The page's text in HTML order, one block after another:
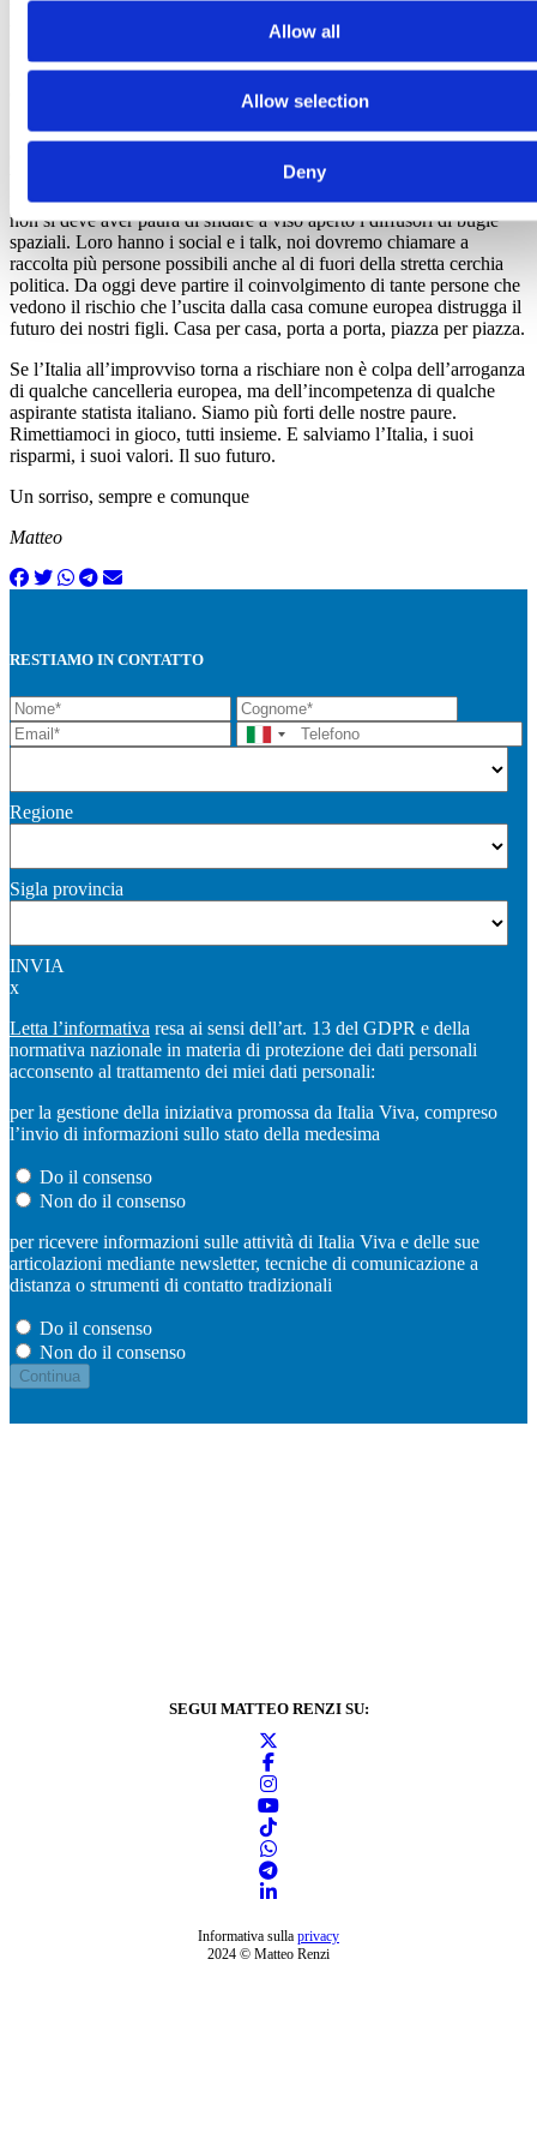
Allow all
Allow selection
Deny
fake news e chi porterà numeri, fatti, argomenti. Sarà una battaglia
tra chi mette in discussione l’appartenenza atlantica dell’Italia e chi
70 anni. Sarà una battaglia tra chi scommette sull’antipolitica e chi
10. Il PDnon deve perdere neanche un secondo a litigare, ma
vinceranno l’imminente sfida elettorale il conto lo pagheranno le
famiglie, i piccoli imprenditori, i giovani, i pensionati, il popolo. E
non si deve aver paura di sfidare a viso aperto i diffusori di bugie
spaziali. Loro hanno i social e i talk, noi dovremo chiamare a
raccolta più persone possibili anche al di fuori della stretta cerchia
politica. Da oggi deve partire il coinvolgimento di tante persone che
vedono il rischio che l’uscita dalla casa comune europea distrugga il
futuro dei nostri figli. Casa per casa, porta a porta, piazza per piazza.
Se l’Italia all’improvviso torna a rischiare non è colpa dell’arroganza
di qualche cancelleria europea, ma dell’incompetenza di qualche
aspirante statista italiano. Siamo più forti delle nostre paure.
Rimettiamoci in gioco, tutti insieme. E salviamo l’Italia, i suoi
risparmi, i suoi valori. Il suo futuro.
Un sorriso, sempre e comunque
Matteo
RESTIAMO IN CONTATTO
Regione
Sigla provincia
INVIA
x
Letta l’informativa resa ai sensi dell’art. 13 del GDPR e della
normativa nazionale in materia di protezione dei dati personali
acconsento al trattamento dei miei dati personali:
per la gestione della iniziativa promossa da Italia Viva, compreso
l’invio di informazioni sullo stato della medesima
Do il consenso
Non do il consenso
per ricevere informazioni sulle attività di Italia Viva e delle sue
articolazioni mediante newsletter, tecniche di comunicazione a
distanza o strumenti di contatto tradizionali
Do il consenso
Non do il consenso
SEGUI MATTEO RENZI SU:
Informativa sulla privacy
2024 © Matteo Renzi